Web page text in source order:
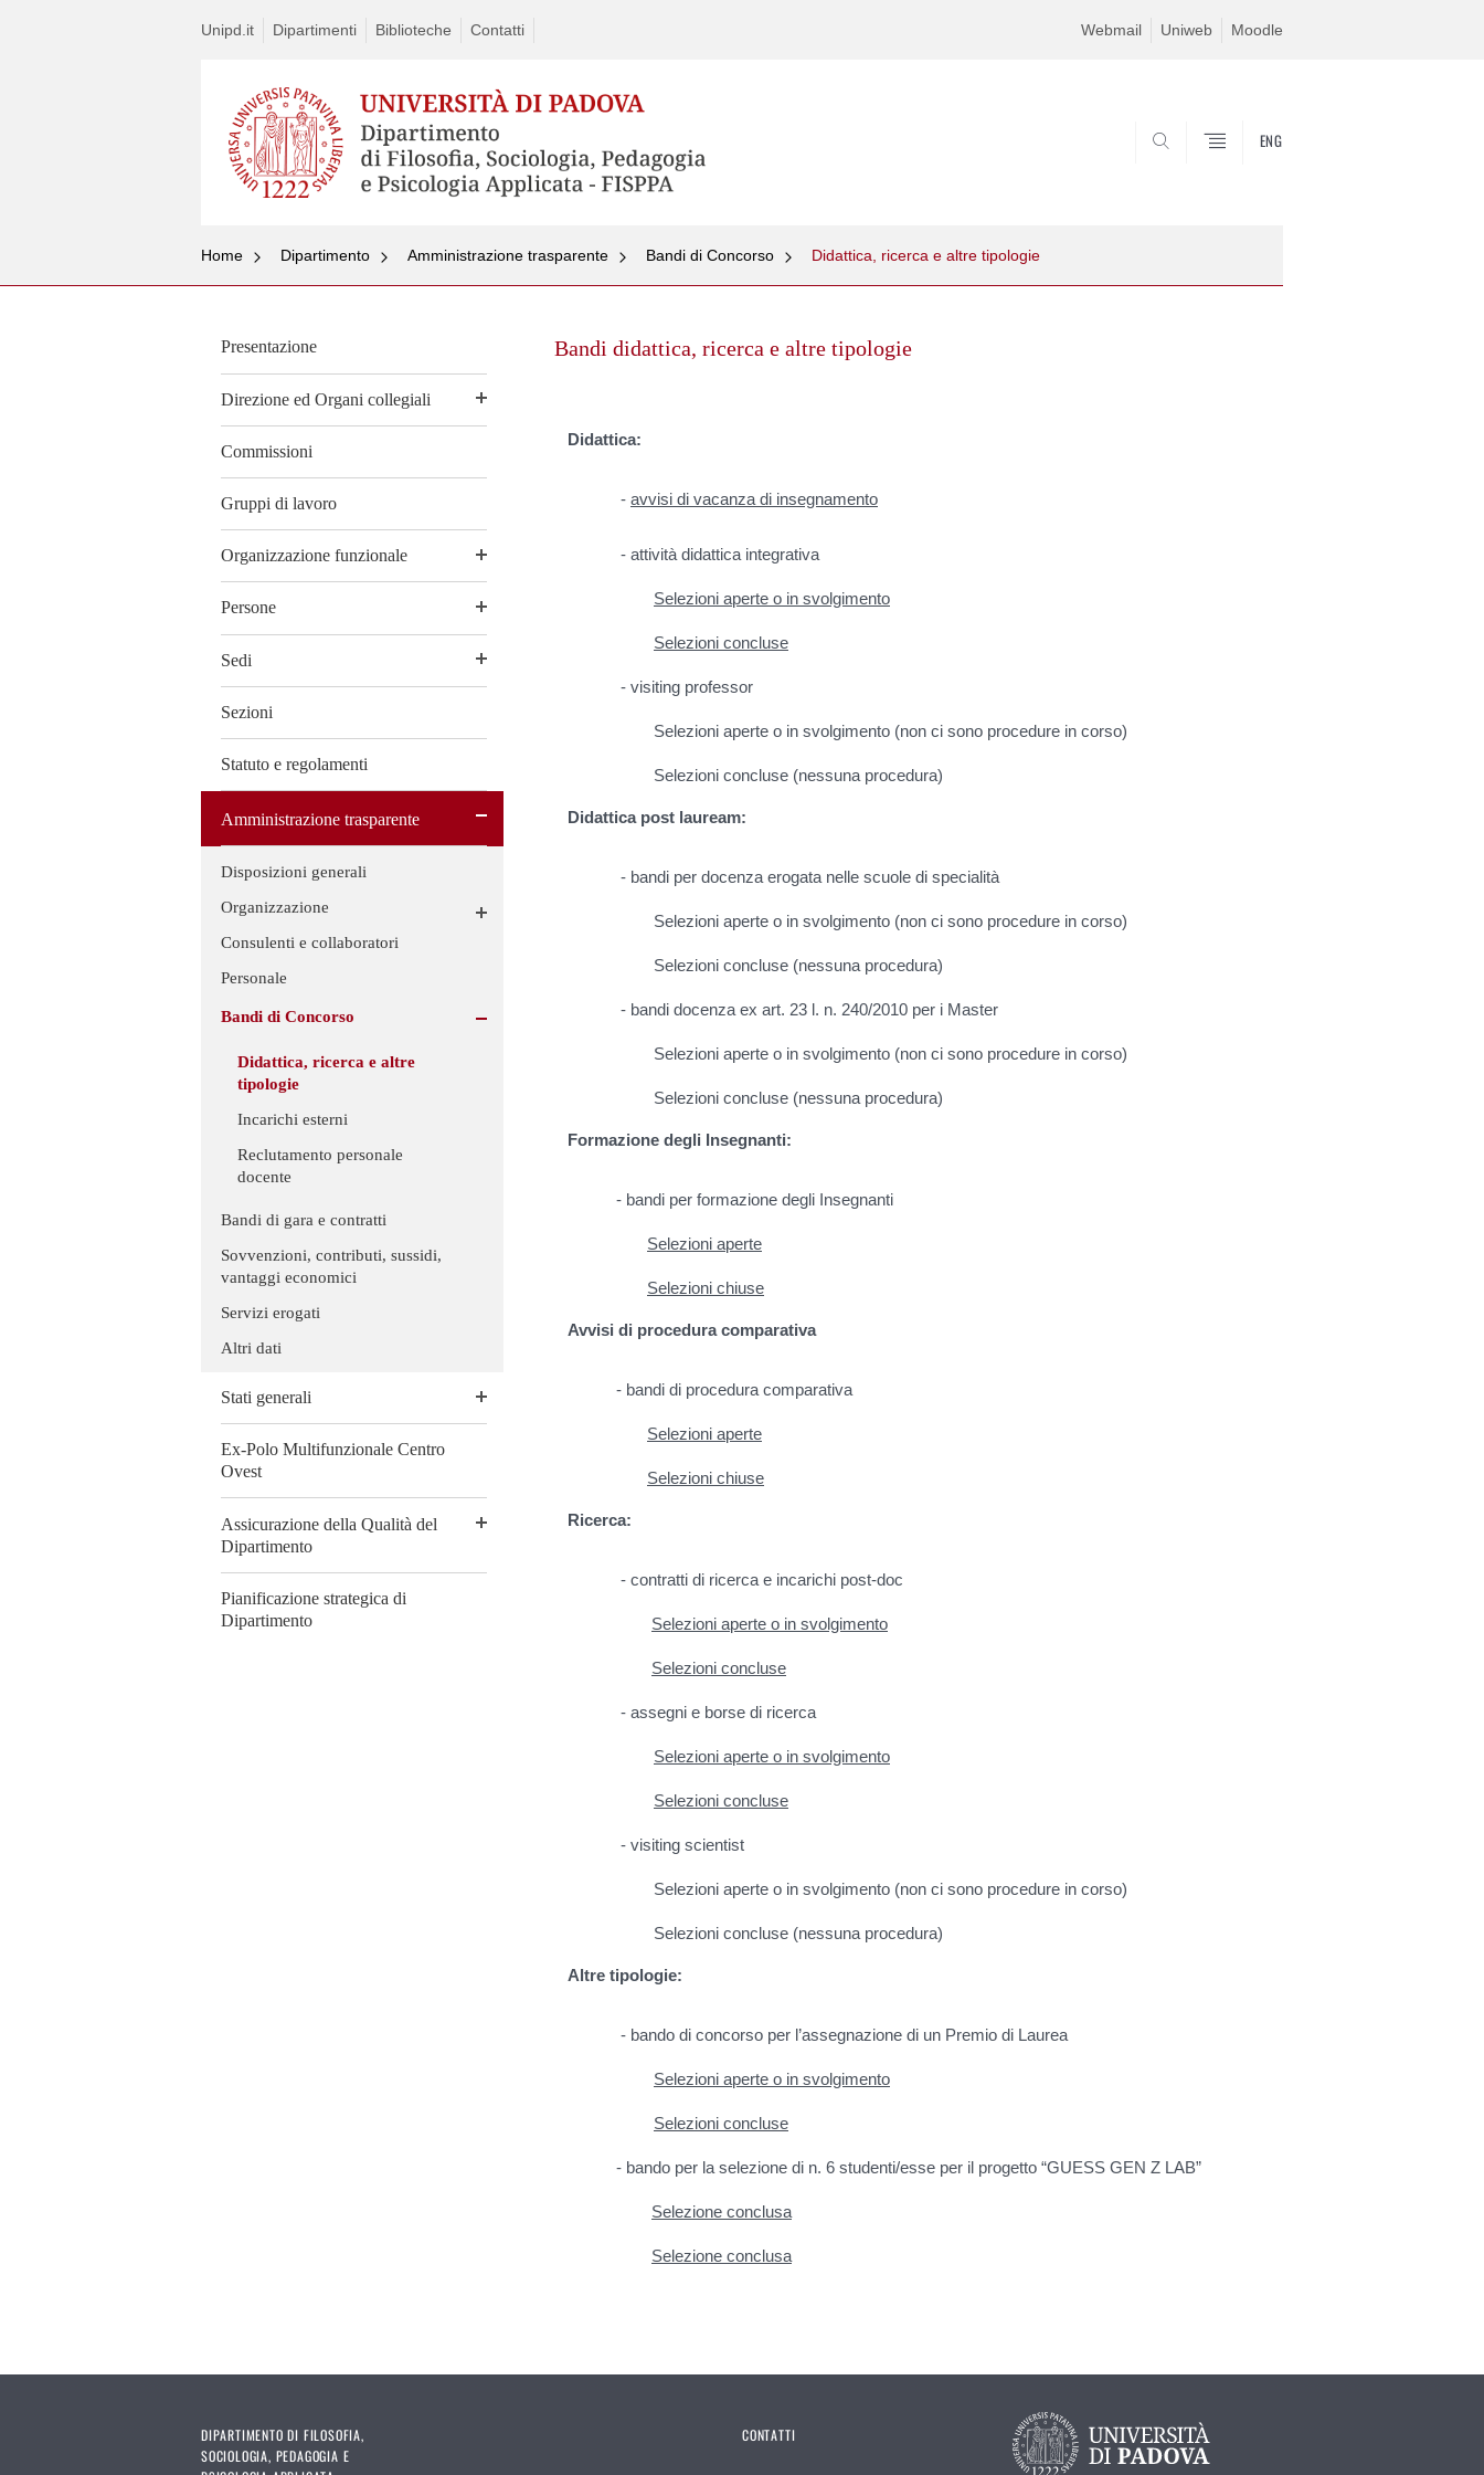
Unipd.it Dipartimenti Biblioteche Contatti Webmail Uniweb Moodle
ENG
Home Dipartimento Amministrazione trasparente Bandi di Concorso Didattica, ricerca e altre tipologie
Presentazione
Direzione ed Organi collegiali
Commissioni
Gruppi di lavoro
Organizzazione funzionale
Persone
Sedi
Sezioni
Statuto e regolamenti
Amministrazione trasparente
Disposizioni generali
Organizzazione
Consulenti e collaboratori
Personale
Bandi di Concorso
Didattica, ricerca e altre
tipologie
Incarichi esterni
Reclutamento personale
docente
Bandi di gara e contratti
Sovvenzioni, contributi, sussidi,
vantaggi economici
Servizi erogati
Altri dati
Stati generali
Ex-Polo Multifunzionale Centro
Ovest
Assicurazione della Qualità del
Dipartimento
Pianificazione strategica di
Dipartimento
Bandi didattica, ricerca e altre tipologie
Didattica:
- avvisi di vacanza di insegnamento
- attività didattica integrativa
Selezioni aperte o in svolgimento
Selezioni concluse
- visiting professor
Selezioni aperte o in svolgimento (non ci sono procedure in corso)
Selezioni concluse (nessuna procedura)
Didattica post lauream:
- bandi per docenza erogata nelle scuole di specialità
Selezioni aperte o in svolgimento (non ci sono procedure in corso)
Selezioni concluse (nessuna procedura)
- bandi docenza ex art. 23 l. n. 240/2010 per i Master
Selezioni aperte o in svolgimento (non ci sono procedure in corso)
Selezioni concluse (nessuna procedura)
Formazione degli Insegnanti:
- bandi per formazione degli Insegnanti
Selezioni aperte
Selezioni chiuse
Avvisi di procedura comparativa
- bandi di procedura comparativa
Selezioni aperte
Selezioni chiuse
Ricerca:
- contratti di ricerca e incarichi post-doc
Selezioni aperte o in svolgimento
Selezioni concluse
- assegni e borse di ricerca
Selezioni aperte o in svolgimento
Selezioni concluse
- visiting scientist
Selezioni aperte o in svolgimento (non ci sono procedure in corso)
Selezioni concluse (nessuna procedura)
Altre tipologie:
- bando di concorso per l’assegnazione di un Premio di Laurea
Selezioni aperte o in svolgimento
Selezioni concluse
- bando per la selezione di n. 6 studenti/esse per il progetto “GUESS GEN Z LAB”
Selezione conclusa
Selezione conclusa
DIPARTIMENTO DI FILOSOFIA,
SOCIOLOGIA, PEDAGOGIA E
CONTATTI